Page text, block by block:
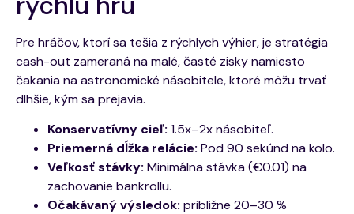
Pre hráčov, ktorí sa tešia z rýchlych výhier, je stratégia
cash-out zameraná na malé, časté zisky namiesto
čakania na astronomické násobitele, ktoré môžu trvať
dlhšie, kým sa prejavia.
Konservatívny cieľ: 1.5x–2x násobiteľ.
Priemerná dĺžka relácie: Pod 90 sekúnd na kolo.
Veľkosť stávky: Minimálna stávka (€0.01) na
zachovanie bankrollu.
Očakávaný výsledok: približne 20–30 %